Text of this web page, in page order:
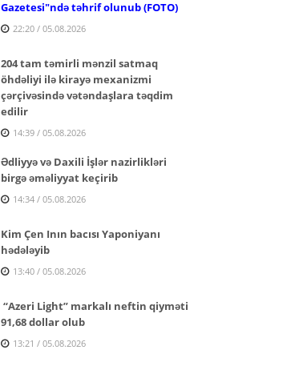
Gazetesi"ndə təhrif olunub (FOTO)
22:20 / 05.08.2026
204 tam təmirli mənzil satmaq
öhdəliyi ilə kirayə mexanizmi
çərçivəsində vətəndaşlara təqdim
edilir
14:39 / 05.08.2026
Ədliyyə və Daxili İşlər nazirlikləri
birgə əməliyyat keçirib
14:34 / 05.08.2026
Kim Çen Inın bacısı Yaponiyanı
hədələyib
13:40 / 05.08.2026
“Azeri Light” markalı neftin qiyməti
91,68 dollar olub
13:21 / 05.08.2026